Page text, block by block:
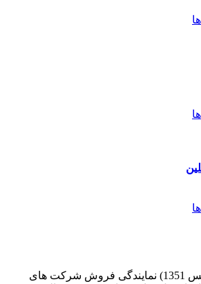
فروشگاه منصور ( تاسیس 1351) نمایندگی فروش شرکت های